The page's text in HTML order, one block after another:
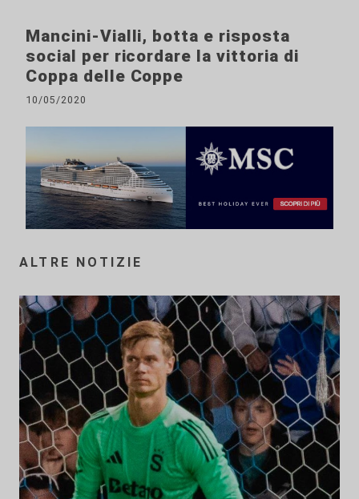
Mancini-Vialli, botta e risposta
social per ricordare la vittoria di
Coppa delle Coppe
10/05/2020
ALTRE NOTIZIE